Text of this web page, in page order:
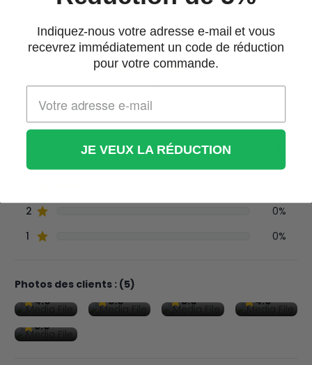
Indiquez-nous votre adresse e-mail et vous
recevrez immédiatement un code de réduction
pour votre commande.
JE VEUX LA RÉDUCTION